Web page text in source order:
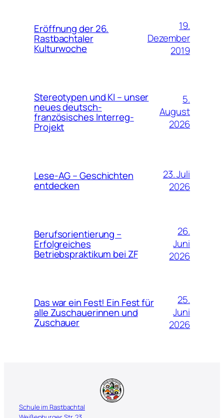
Eröffnung der 26.
Rastbachtaler
Kulturwoche
19.
Dezember
2019
Stereotypen und KI – unser
neues deutsch-
französisches Interreg-
Projekt
5.
August
2026
Lese-AG – Geschichten
entdecken
23. Juli
2026
Berufsorientierung –
Erfolgreiches
Betriebspraktikum bei ZF
26.
Juni
2026
Das war ein Fest! Ein Fest für
alle Zuschauerinnen und
Zuschauer
25.
Juni
2026
Schule im Rastbachtal